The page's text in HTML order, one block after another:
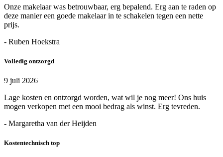
Onze makelaar was betrouwbaar, erg bepalend. Erg aan te raden op
deze manier een goede makelaar in te schakelen tegen een nette
prijs.
- Ruben Hoekstra
Volledig ontzorgd
9 juli 2026
Lage kosten en ontzorgd worden, wat wil je nog meer! Ons huis
mogen verkopen met een mooi bedrag als winst. Erg tevreden.
- Margaretha van der Heijden
Kostentechnisch top